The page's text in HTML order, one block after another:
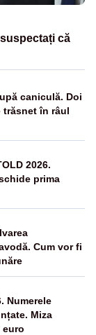
că
caniculă. Doi
trăsnet în râul
2026.
prima
Cum vor fi
Numerele
Miza
euro